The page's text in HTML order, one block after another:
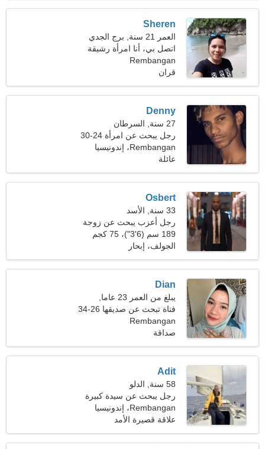
Sheren
العمر 21 سنة, برج الجدي
اتصل بي، أنا امرأة رشيقة
Rembangan
قران
Denny
27 سنة, السرطان
رجل يبحث عن امرأة 24-30
Rembangan، إندونيسيا
عائلة
Osbert
33 سنة, الأسد
رجل أعزب يبحث عن زوجة
21-28
189 سم (6'3")، 75 كجم
(165 رطلا)
الجولف، إبحار
Dian
يبلغ من العمر 23 عاما,
الجوزاء
فتاة تبحث عن صديقها 26-34
Rembangan
صداقة
Adit
58 سنة, الدلو
رجل يبحث عن سيدة كبيرة
48-54
Rembangan، إندونيسيا
علاقة قصيرة الأمد